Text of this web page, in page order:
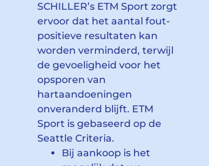
SCHILLER’s ETM Sport zorgt
ervoor dat het aantal fout-
positieve resultaten kan
worden verminderd, terwijl
de gevoeligheid voor het
opsporen van
hartaandoeningen
onveranderd blijft. ETM
Sport is gebaseerd op de
Seattle Criteria.
Bij aankoop is het